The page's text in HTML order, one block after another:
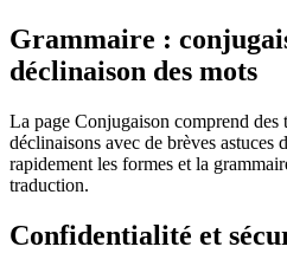
Grammaire :
déclinaison des mots
La page Conjugaison comprend des
déclinaisons avec de brèves
rapidement les formes et la
traduction.
Confidentialité et